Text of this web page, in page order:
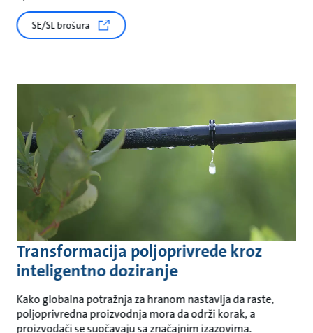
SE/SL brošura
Transformacija poljoprivrede kroz
inteligentno doziranje
Kako globalna potražnja za hranom nastavlja da raste,
poljoprivredna proizvodnja mora da održi korak, a
proizvođači se suočavaju sa značajnim izazovima.